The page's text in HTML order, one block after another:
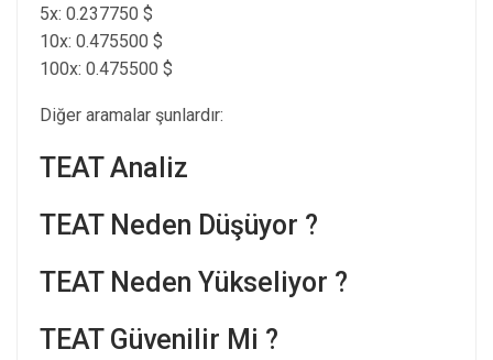
5x: 0.237750 $
10x: 0.475500 $
100x: 0.475500 $
Diğer aramalar şunlardır:
TEAT Analiz
TEAT Neden Düşüyor ?
TEAT Neden Yükseliyor ?
TEAT Güvenilir Mi ?